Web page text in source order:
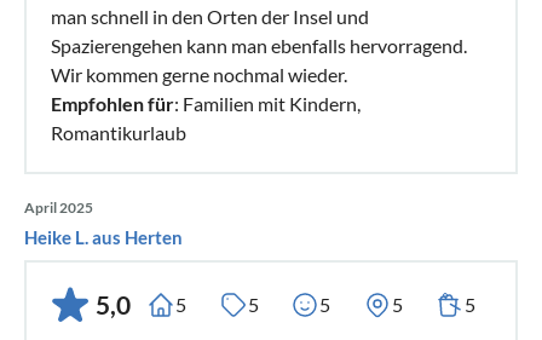
man schnell in den Orten der Insel und
Spazierengehen kann man ebenfalls hervorragend.
Wir kommen gerne nochmal wieder.
Empfohlen für: Familien mit Kindern,
Romantikurlaub
April 2025
Heike L. aus Herten
5,0 5 5 5 5 5